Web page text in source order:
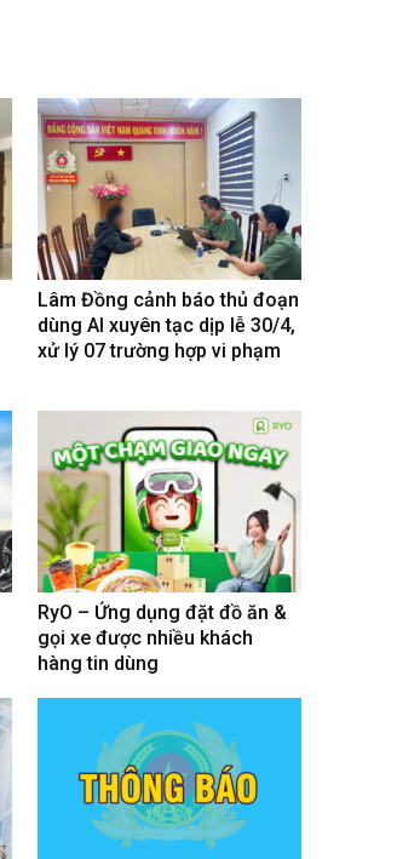
Lâm Đồng cảnh báo thủ đoạn
dùng AI xuyên tạc dịp lễ 30/4,
xử lý 07 trường hợp vi phạm
RyO – Ứng dụng đặt đồ ăn &
gọi xe được nhiều khách
hàng tin dùng